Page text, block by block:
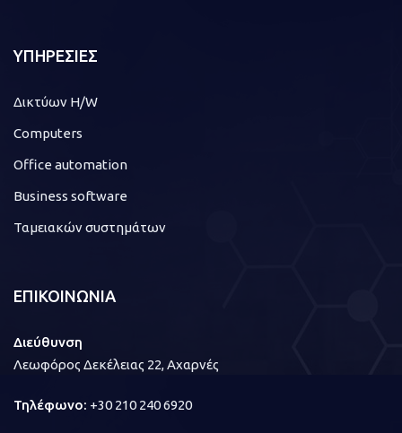
ΥΠΗΡΕΣΙΕΣ
Δικτύων H/W
Computers
Office automation
Business software
Ταμειακών συστημάτων
ΕΠΙΚΟΙΝΩΝΙΑ
Διεύθυνση
Λεωφόρος Δεκέλειας 22, Αχαρνές
Τηλέφωνο: +30 210 240 6920